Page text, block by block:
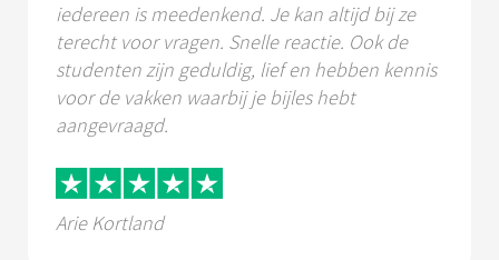
iedereen is meedenkend. Je kan altijd bij ze
terecht voor vragen. Snelle reactie. Ook de
studenten zijn geduldig, lief en hebben kennis
voor de vakken waarbij je bijles hebt
aangevraagd.
Arie Kortland